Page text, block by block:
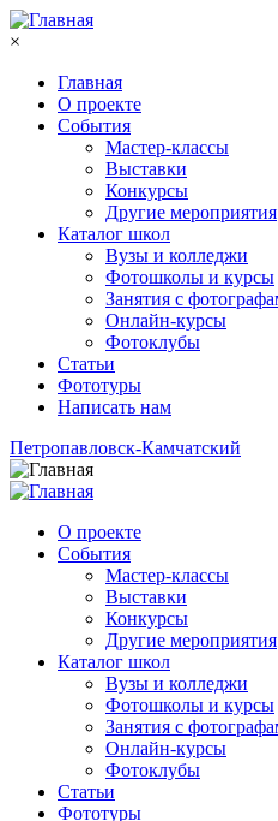
Перейти к основному
×
Главная
О проекте
События
Мастер-классы
Выставки
Конкурсы
Другие мероприятия
Каталог школ
Вузы и колледжи
Фотошколы и курсы
Занятия с
Онлайн-курсы
Фотоклубы
Статьи
Фототуры
Написать нам
Петропавловск-Камчатский
О проекте
События
Мастер-классы
Выставки
Конкурсы
Другие мероприятия
Каталог школ
Вузы и колледжи
Фотошколы и курсы
Занятия с
Онлайн-курсы
Фотоклубы
Статьи
Фототуры